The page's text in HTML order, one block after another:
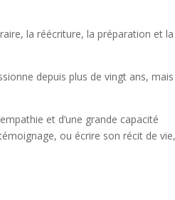
la réécriture, la préparation et la
depuis plus de vingt ans, mais
et d’une grande capacité
ou écrire son récit de vie,